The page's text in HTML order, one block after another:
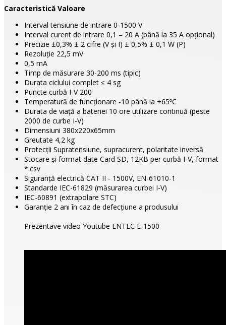
Caracteristică Valoare
Interval tensiune de intrare 0-1500 V
Interval curent de intrare 0,1 – 20 A (până la 35 A opțional)
Precizie ±0,3% ± 2 cifre (V și I) ± 0,5% ± 0,1 W (P)
Rezoluție 22,5 mV
0,5 mA
Timp de măsurare 30-200 ms (tipic)
Durata ciclului complet ≤ 4 sg
Puncte curbă I-V 200
Temperatură de funcționare -10 până la +65ºC
Durata de viață a bateriei 10 ore utilizare continuă (peste
2000 de curbe I-V)
Dimensiuni 380x220x65mm
Greutate 4,2 kg
Protecții Supratensiune, supracurent, polaritate inversă
Stocare și format date Card SD, 12KB per curbă I-V, format
*.csv
Siguranță electrică CAT II - 1500V, EN-61010-1
Standarde IEC-61829 (măsurarea curbei I-V)
IEC-60891 (extrapolare STC)
Garanție 2 ani în caz de defecțiune a produsului
Prezentave video Youtube ENTEC E-1500